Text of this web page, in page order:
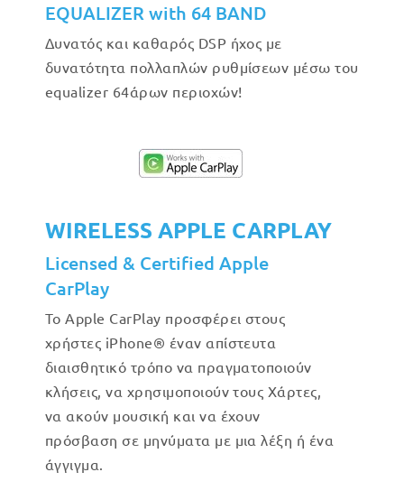
EQUALIZER with 64 BAND
Δυνατός και καθαρός DSP ήχος με
δυνατότητα πολλαπλών ρυθμίσεων μέσω του
equalizer 64άρων περιοχών!
WIRELESS APPLE CARPLAY
Licensed & Certified Apple
CarPlay
Το Apple CarPlay προσφέρει στους
χρήστες iPhone® έναν απίστευτα
διαισθητικό τρόπο να πραγματοποιούν
κλήσεις, να χρησιμοποιούν τους Χάρτες,
να ακούν μουσική και να έχουν
πρόσβαση σε μηνύματα με μια λέξη ή ένα
άγγιγμα.